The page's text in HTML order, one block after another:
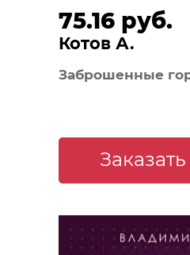
75.16 руб.
Котов А.
Заброшенные
Заказать